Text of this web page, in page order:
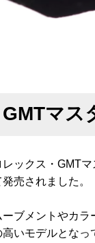
GMTマス
レックス・GMT
発売されました。
ーブメントやカ
高いモデルとなっ